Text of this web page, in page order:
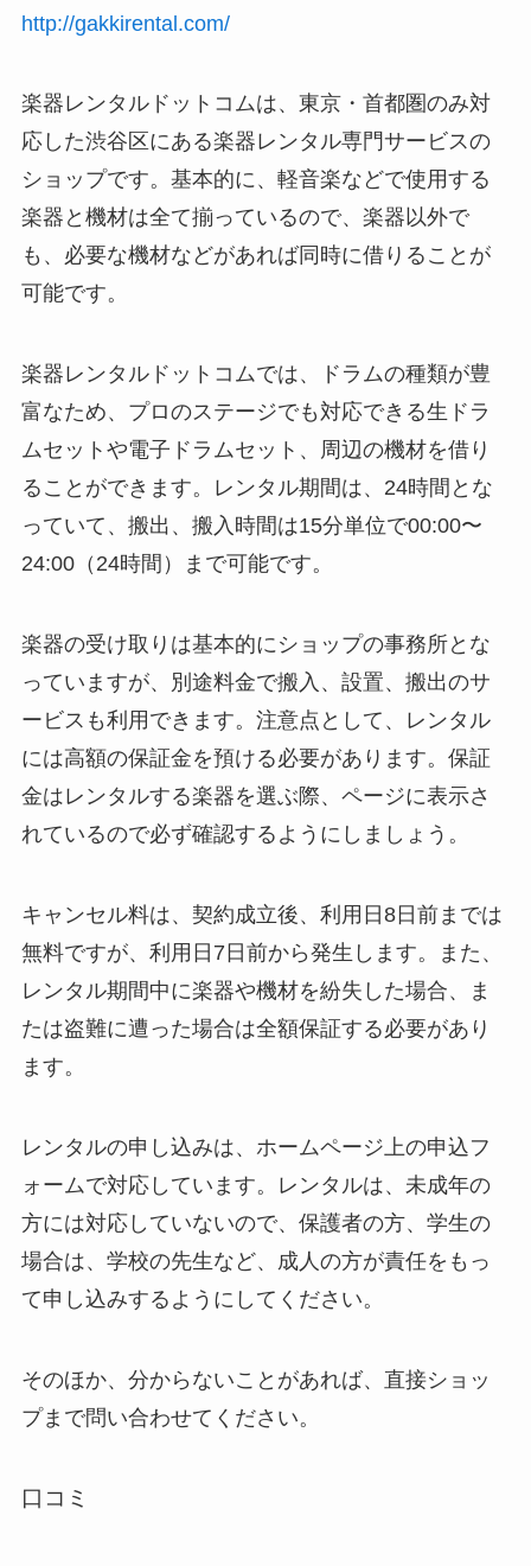
http://gakkirental.com/
楽器レンタルドットコムは、東京・首都圏のみ対
応した渋谷区にある楽器レンタル専門サービスの
ショップです。基本的に、軽音楽などで使用する
楽器と機材は全て揃っているので、楽器以外で
も、必要な機材などがあれば同時に借りることが
可能です。
楽器レンタルドットコムでは、ドラムの種類が豊
富なため、プロのステージでも対応できる生ドラ
ムセットや電子ドラムセット、周辺の機材を借り
ることができます。レンタル期間は、24時間とな
っていて、搬出、搬入時間は15分単位で00:00〜
24:00（24時間）まで可能です。
楽器の受け取りは基本的にショップの事務所とな
っていますが、別途料金で搬入、設置、搬出のサ
ービスも利用できます。注意点として、レンタル
には高額の保証金を預ける必要があります。保証
金はレンタルする楽器を選ぶ際、ページに表示さ
れているので必ず確認するようにしましょう。
キャンセル料は、契約成立後、利用日8日前までは
無料ですが、利用日7日前から発生します。また、
レンタル期間中に楽器や機材を紛失した場合、ま
たは盗難に遭った場合は全額保証する必要があり
ます。
レンタルの申し込みは、ホームページ上の申込フ
ォームで対応しています。レンタルは、未成年の
方には対応していないので、保護者の方、学生の
場合は、学校の先生など、成人の方が責任をもっ
て申し込みするようにしてください。
そのほか、分からないことがあれば、直接ショッ
プまで問い合わせてください。
口コミ